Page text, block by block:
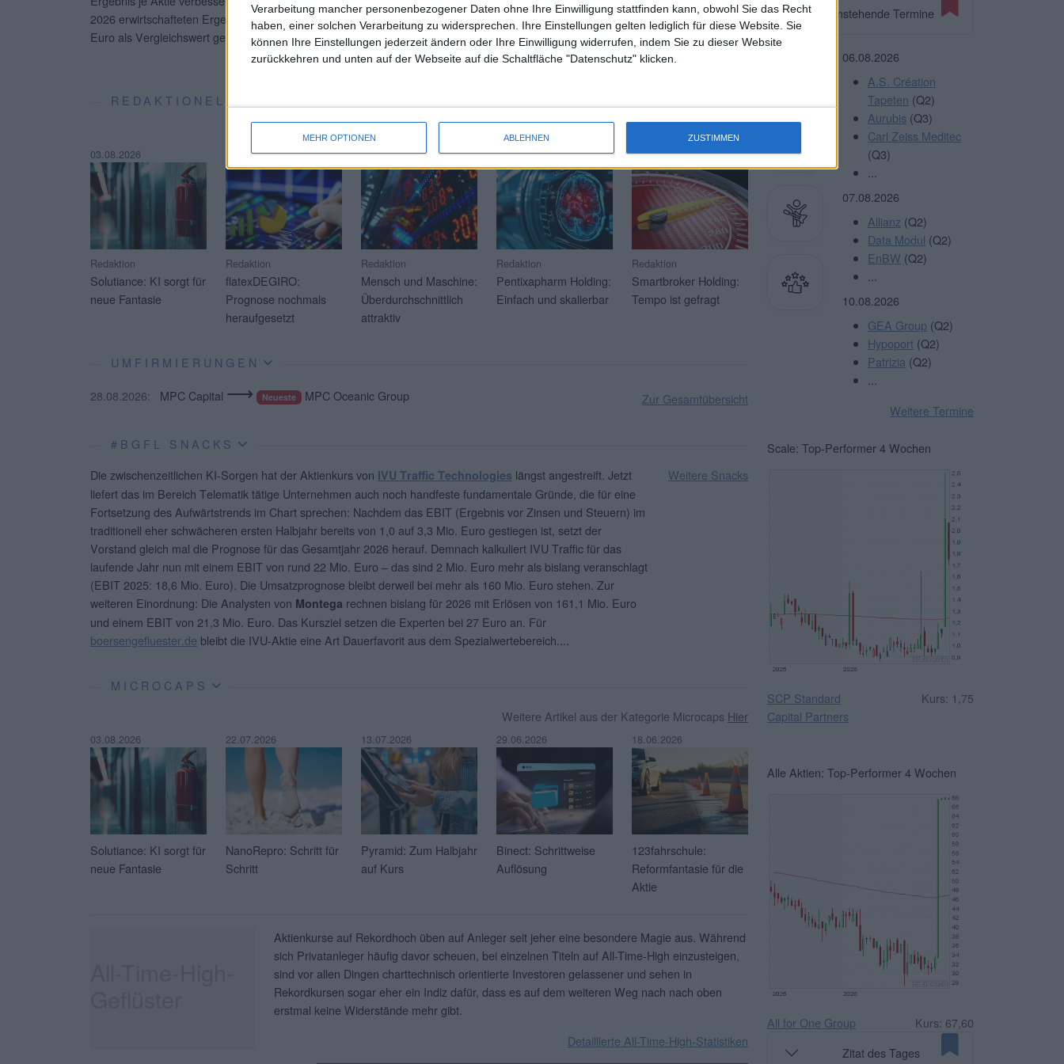
Verarbeitung mancher personenbezogener Daten ohne Ihre Einwilligung stattfinden kann, obwohl Sie das Recht
haben, einer solchen Verarbeitung zu widersprechen. Ihre Einstellungen gelten lediglich für diese Website. Sie
können Ihre Einstellungen jederzeit ändern oder Ihre Einwilligung widerrufen, indem Sie zu dieser Website
zurückkehren und unten auf der Webseite auf die Schaltfläche "Datenschutz" klicken.
MEHR OPTIONEN ABLEHNEN ZUSTIMMEN
2026 erwirtschafteten Ergebnis je Aktie von 1,19 Euro das für das Gesamtjahr 2025 ausgewiesene Ergebnis je Aktie von 1,74
Euro als Vergleichswert gegenüber....
REDAKTIONELLE SOFT-COVERAGE
Mehr Artikel über aktuelle Soft-Coverage-Kunden? Klicken SieHIER
03.08.2026
Redaktion
Solutiance: KI sorgt für
neue Fantasie
23.07.2026
Redaktion
flatexDEGIRO:
Prognose nochmals
heraufgesetzt
21.07.2026
Redaktion
Mensch und Maschine:
Überdurchschnittlich
attraktiv
17.07.2026
Redaktion
Pentixapharm Holding:
Einfach und skalierbar
16.07.2026
Redaktion
Smartbroker Holding:
Tempo ist gefragt
UMFIRMIERUNGEN
28.08.2026:
MPC Capital ⟶ Neueste MPC Oceanic Group Zur Gesamtübersicht
#BGFL SNACKS
Die zwischenzeitlichen KI-Sorgen hat der Aktienkurs von IVU Traffic Technologies längst angestreift. Jetzt
liefert das im Bereich Telematik tätige Unternehmen auch noch handfeste fundamentale Gründe, die für eine
Fortsetzung des Aufwärtstrends im Chart sprechen: Nachdem das EBIT (Ergebnis vor Zinsen und Steuern) im
traditionell eher schwächeren ersten Halbjahr bereits von 1,0 auf 3,3 Mio. Euro gestiegen ist, setzt der
Vorstand gleich mal die Prognose für das Gesamtjahr 2026 herauf. Demnach kalkuliert IVU Traffic für das
laufende Jahr nun mit einem EBIT von rund 22 Mio. Euro – das sind 2 Mio. Euro mehr als bislang veranschlagt
(EBIT 2025: 18,6 Mio. Euro). Die Umsatzprognose bleibt derweil bei mehr als 160 Mio. Euro stehen. Zur
weiteren Einordnung: Die Analysten von Montega rechnen bislang für 2026 mit Erlösen von 161,1 Mio. Euro
und einem EBIT von 21,3 Mio. Euro. Das Kursziel setzen die Experten bei 27 Euro an. Für
boersengefluester.de bleibt die IVU-Aktie eine Art Dauerfavorit aus dem Spezialwertebereich.
Weitere Snacks
MICROCAPS
Weitere Artikel aus der Kategorie Microcaps Hier
03.08.2026
Solutiance: KI sorgt für
neue Fantasie
22.07.2026
NanoRepro: Schritt für
Schritt
13.07.2026
Pyramid: Zum Halbjahr
auf Kurs
29.06.2026
Binect: Schrittweise
Auflösung
18.06.2026
123fahrschule:
Reformfantasie für die
Aktie
Aktienkurse auf Rekordhoch üben auf Anleger seit jeher eine besondere Magie aus. Während
sich Privatanleger häufig davor scheuen, bei einzelnen Titeln auf All-Time-High einzusteigen,
sind vor allen Dingen charttechnisch orientierte Investoren gelassener und sehen in
Rekordkursen sogar eher ein Indiz dafür, dass es auf dem weiteren Weg nach nach oben
erstmal keine Widerstände mehr gibt.
Detaillierte All-Time-High-Statistiken
Anstehende Termine
06.08.2026
A.S. Création
Tapeten (Q2)
Aurubis (Q3)
Carl Zeiss Meditec
(Q3)
07.08.2026
Allianz (Q2)
Data Modul (Q2)
EnBW (Q2)
10.08.2026
GEA Group (Q2)
Hypoport (Q2)
Patrizia (Q2)
Weitere Termine
Scale: Top-Performer 4 Wochen
SCP Standard
Capital Partners
Kurs: 1,75
Alle Aktien: Top-Performer 4 Wochen
All for One Group
Kurs: 67,60
Zitat des Tages